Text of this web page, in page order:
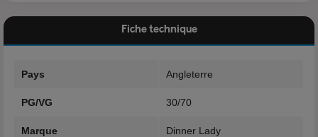
Flacon: 50ml
Fabrication: Angleterre
Fiche technique
Pays Angleterre
PG/VG 30/70
Marque Dinner Lady